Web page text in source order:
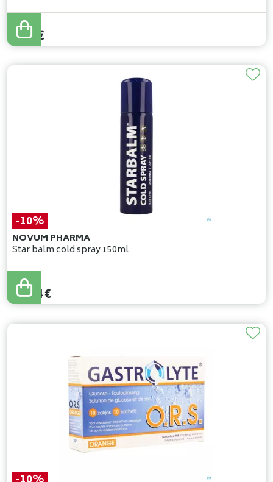
9,85€
8,86 €
-10%
NOVUM PHARMA
Star balm cold spray 150ml
13,49
12,14€